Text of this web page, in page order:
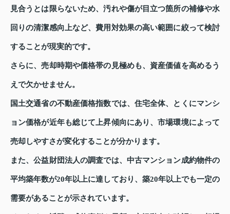
見合うとは限らないため、汚れや傷が目立つ箇所の補修や水
回りの清潔感向上など、費用対効果の高い範囲に絞って検討
することが現実的です。
さらに、売却時期や価格帯の見極めも、資産価値を高めるう
えで欠かせません。
国土交通省の不動産価格指数では、住宅全体、とくにマンシ
ョン価格が近年も総じて上昇傾向にあり、市場環境によって
売却しやすさが変化することが分かります。
また、公益財団法人の調査では、中古マンション成約物件の
平均築年数が20年以上に達しており、築20年以上でも一定の
需要があることが示されています。